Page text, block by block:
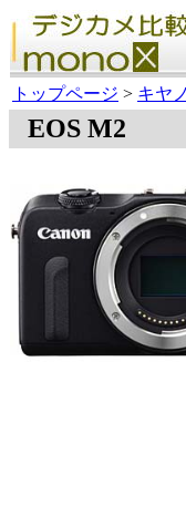
トップページ > キヤ
EOS M2